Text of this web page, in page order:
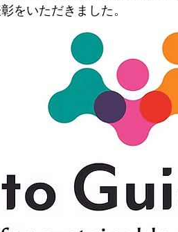
をいただきました。